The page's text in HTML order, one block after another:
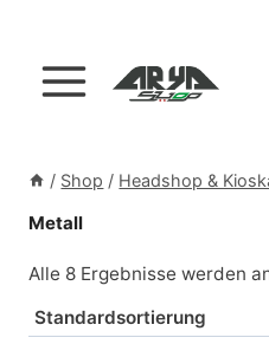
springen
/ Shop / Headshop &
Metall
Alle 8 Ergebnisse werden